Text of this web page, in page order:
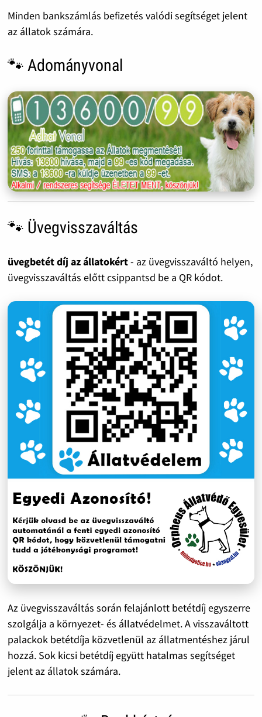
Minden bankszámlás befizetés valódi segítséget jelent
az állatok számára.
🐾 Adományvonal
🐾 Üvegvisszaváltás
üvegbetét díj az állatokért- az üvegvisszaváltó helyen,
üvegvisszaváltás előtt csippantsd be a QR kódot.
Az üvegvisszaváltás során felajánlott betétdíj egyszerre
szolgálja a környezet- és állatvédelmet. A visszaváltott
palackok betétdíja közvetlenül az állatmentéshez járul
hozzá. Sok kicsi betétdíj együtt hatalmas segítséget
jelent az állatok számára.